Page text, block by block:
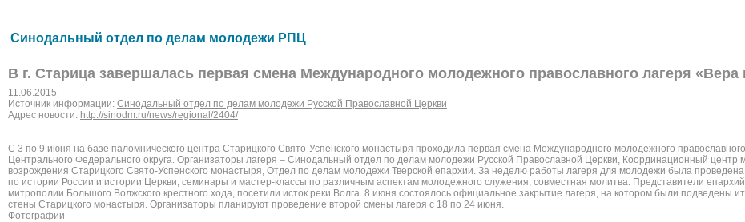
Синодальный отдел по делам молодежи РПЦ
В г. Старица завершалась первая смена Международного молодежного православного лагеря «Вера
11.06.2015
Источник информации: Синодальный отдел по делам молодежи Русской Православной Церкви
Адрес новости: http://sinodm.ru/news/regional/2404/
С 3 по 9 июня на базе паломнического центра Старицкого Свято-Успенского монастыря проходила первая смена Международного молодежного православного
Центрального Федерального округа. Организаторы лагеря – Синодальный отдел по делам молодежи Русской Православной Церкви, Координационный
возрождения Старицкого Свято-Успенского монастыря, Отдел по делам молодежи Тверской епархии. За неделю работы лагеря для молодежи была
по истории России и истории Церкви, семинары и мастер-классы по различным аспектам молодежного служения, совместная молитва. Представители
митрополии Большого Волжского крестного хода, посетили исток реки Волга. 8 июня состоялось официальное закрытие лагеря, на котором были подведены
стены Старицкого монастыря. Организаторы планируют проведение второй смены лагеря с 18 по 24 июня.
Фотографии